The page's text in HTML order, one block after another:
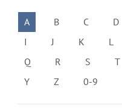
A B C D
I
J K L
Q
R S T
Y
Z 0-9